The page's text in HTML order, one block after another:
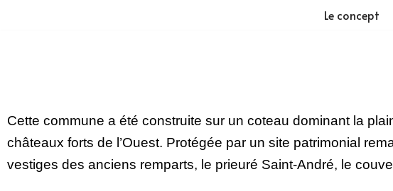
Le concept
Cette commune a été construite sur un coteau dominant la
châteaux forts de l’Ouest. Protégée par un site patrimonial
vestiges des anciens remparts, le prieuré Saint-André, le